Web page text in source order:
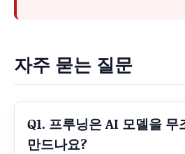
자주 묻는 질문
Q1. 프루닝은 AI 모델을 무
만드나요?